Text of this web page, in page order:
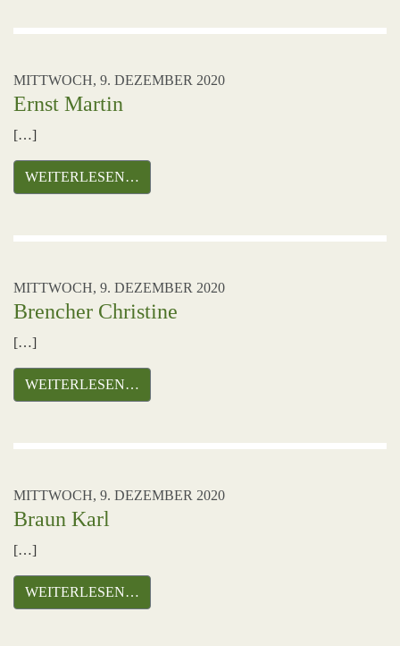
MITTWOCH, 9. DEZEMBER 2020
Ernst Martin
[…]
WEITERLESEN…
MITTWOCH, 9. DEZEMBER 2020
Brencher Christine
[…]
WEITERLESEN…
MITTWOCH, 9. DEZEMBER 2020
Braun Karl
[…]
WEITERLESEN…